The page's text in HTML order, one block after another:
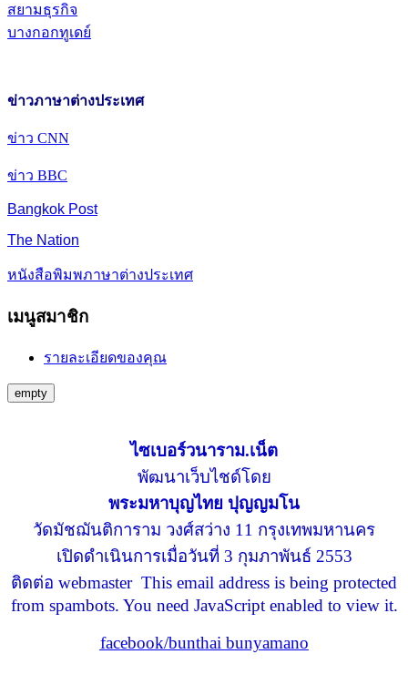
สยามธุรกิจ
บางกอกทูเดย์
ข่าวภาษาต่างประเทศ
ข่าว CNN
ข่าว BBC
Bangkok Post
The Nation
หนังสือพิมพภาษาต่างประเทศ
เมนูสมาชิก
รายละเอียดของคุณ
empty
ไซเบอร์วนาราม.เน็ต
พัฒนาเว็บไชด์โดย
พระมหาบุญไทย ปุญญมโน
วัดมัชฌันติการาม วงศ์สว่าง 11 กรุงเทพมหานคร
เปิดดำเนินการเมื่อวันที่ 3 กุมภาพันธ์ 2553
ติดต่อ webmaster This email address is being protected
from spambots. You need JavaScript enabled to view it.
facebook/bunthai bunyamano